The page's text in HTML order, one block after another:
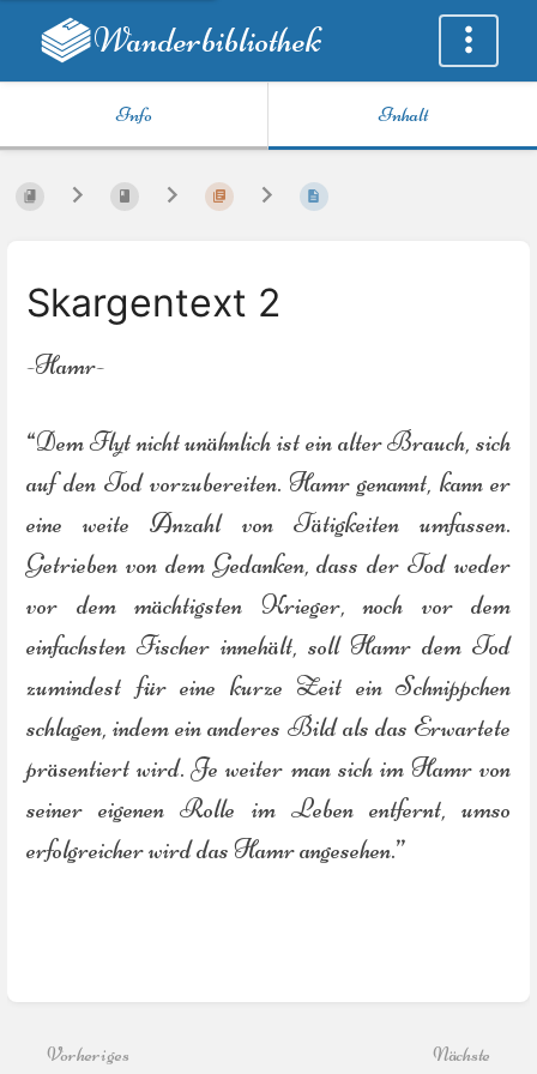
Wanderbibliothek
Info Inhalt
Skargentext 2
-Hamr-
“Dem Flyt nicht unähnlich ist ein alter Brauch, sich
auf den Tod vorzubereiten. Hamr genannt, kann er
eine weite Anzahl von Tätigkeiten umfassen.
Getrieben von dem Gedanken, dass der Tod weder
vor dem mächtigsten Krieger, noch vor dem
einfachsten Fischer innehält, soll Hamr dem Tod
zumindest für eine kurze Zeit ein Schnippchen
schlagen, indem ein anderes Bild als das Erwartete
präsentiert wird. Je weiter man sich im Hamr von
seiner eigenen Rolle im Leben entfernt, umso
erfolgreicher wird das Hamr angesehen.”
Abschnittsauswahlmodus
Vorheriges
Nächste